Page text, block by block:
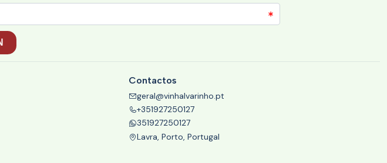
Contactos
geral@vinhalvarinho.pt
+351927250127
351927250127
Lavra, Porto, Portugal